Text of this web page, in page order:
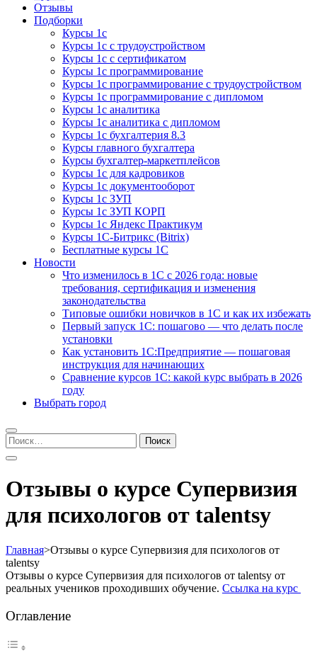
Отзывы
Подборки
Курсы 1с
Курсы 1с с трудоустройством
Курсы 1с с сертификатом
Курсы 1с программирование
Курсы 1с программирование с трудоустройством
Курсы 1с программирование с дипломом
Курсы 1с аналитика
Курсы 1с аналитика с дипломом
Курсы 1с бухгалтерия 8.3
Курсы главного бухгалтера
Курсы бухгалтер-маркетплейсов
Курсы 1с для кадровиков
Курсы 1с документооборот
Курсы 1с ЗУП
Курсы 1с ЗУП КОРП
Курсы 1с Яндекс Практикум
Курсы 1С-Битрикс (Bitrix)
Бесплатные курсы 1С
Новости
Что изменилось в 1С с 2026 года: новые
требования, сертификация и изменения
законодательства
Типовые ошибки новичков в 1С и как их избежать
Первый запуск 1С: пошагово — что делать после
установки
Как установить 1С:Предприятие — пошаговая
инструкция для начинающих
Сравнение курсов 1С: какой курс выбрать в 2026
году
Выбрать город
Найти:
Отзывы о курсе Супервизия
для психологов от talentsy
Главная>Отзывы о курсе Супервизия для психологов от
talentsy
Отзывы о курсе Супервизия для психологов от talentsy от
реальных учеников проходивших обучение. Ссылка на курс
Оглавление